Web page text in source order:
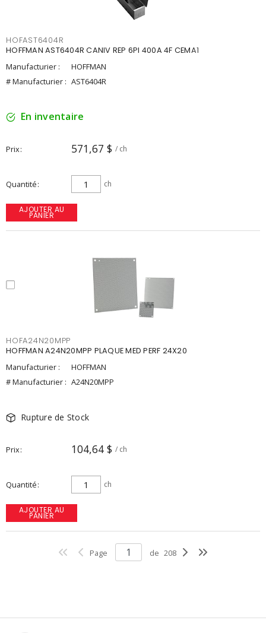
HOFAST6404R
HOFFMAN AST6404R CANIV REP 6PI 400A 4F CEMA1
Manufacturier :
HOFFMAN
# Manufacturier : AST6404R
En inventaire
Prix 571,67 $ / ch
Quantité ch
AJOUTER AU
PANIER
HOFA24N20MPP
HOFFMAN A24N20MPP PLAQUE MED PERF 24X20
Manufacturier :
HOFFMAN
# Manufacturier : A24N20MPP
Rupture de Stock
Prix 104,64 $ / ch
Quantité ch
AJOUTER AU
PANIER
Page de 208